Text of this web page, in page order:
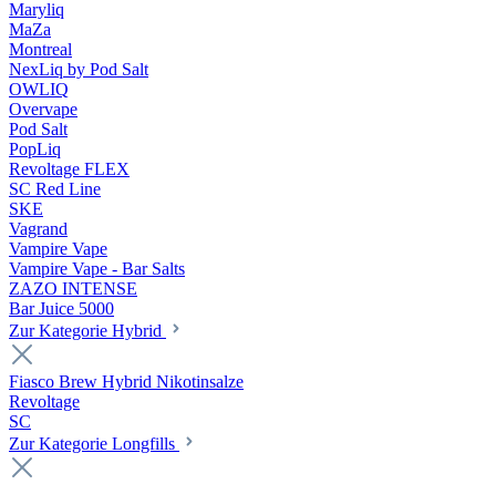
Maryliq
MaZa
Montreal
NexLiq by Pod Salt
OWLIQ
Overvape
Pod Salt
PopLiq
Revoltage FLEX
SC Red Line
SKE
Vagrand
Vampire Vape
Vampire Vape - Bar Salts
ZAZO INTENSE
Bar Juice 5000
Zur Kategorie Hybrid
Fiasco Brew Hybrid Nikotinsalze
Revoltage
SC
Zur Kategorie Longfills